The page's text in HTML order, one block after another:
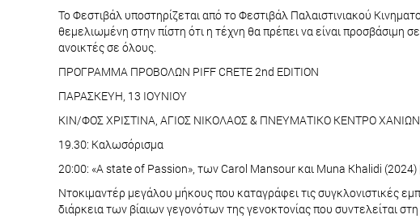
Το Φεστιβάλ υποστηρίζεται από το Φεστιβάλ Παλαιστινιακού
θεμελιωμένη στην πίστη ότι η τέχνη θα πρέπει να είναι προσβάσιμη
ανοικτές σε όλους.
ΠΡΟΓΡΑΜΜΑ ΠΡΟΒΟΛΩΝ PIFF CRETE 2nd EDITION
ΠΑΡΑΣΚΕΥΗ, 13 ΙΟΥΝΙΟΥ
ΚΙΝ/ΦΟΣ ΧΡΙΣΤΙΝΑ, ΑΓΙΟΣ ΝΙΚΟΛΑΟΣ & ΠΝΕΥΜΑΤΙΚΟ ΚΕΝΤΡΟ ΧΑΝΙΩΝ
19.30: Καλωσόρισμα
20:00: «A state of Passion», των Carol Mansour και Muna Khalidi (2024)
Ντοκιμαντέρ μεγάλου μήκους που καταγράφει τις συγκλονιστικές
διάρκεια των βίαιων γεγονότων της γενοκτονίας που συντελείται